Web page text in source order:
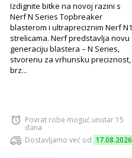
Izdignite bitke na novoj razini s
Nerf N Series Topbreaker
blasterom i ultrapreciznim Nerf N1
strelicama. Nerf predstavlja novu
generaciju blastera – N Series,
stvorenu za vrhunsku preciznost,
brz...
Povrat robe moguć unutar 15
dana
Dostavljamo već od 17.08.2026